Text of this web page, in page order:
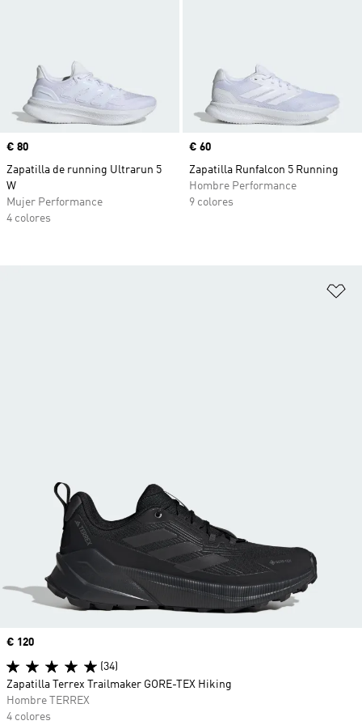
Precio
€ 80
Zapatilla de running Ultrarun 5
W
Mujer Performance
4 colores
Precio
€ 60
Zapatilla Runfalcon 5 Running
Hombre Performance
9 colores
Precio
€ 120
(34)
Zapatilla Terrex Trailmaker GORE-TEX Hiking
Hombre TERREX
4 colores